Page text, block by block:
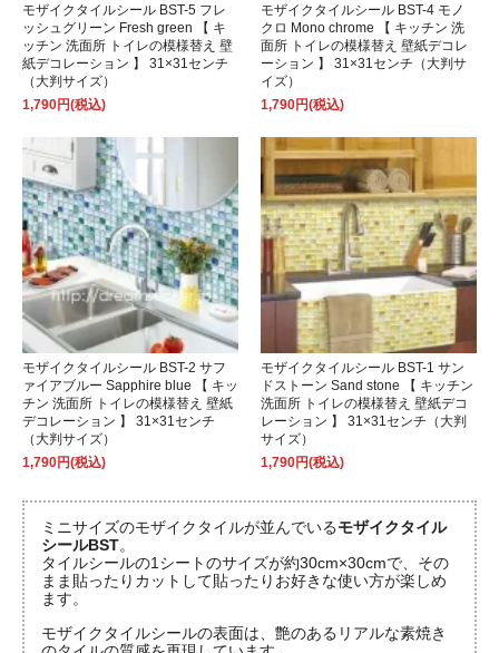
モザイクタイルシール BST-5 フレ
ッシュグリーン Fresh green 【 キ
ッチン 洗面所 トイレの模様替え 壁
紙デコレーション 】 31×31センチ
（大判サイズ）
1,790円(税込)
モザイクタイルシール BST-4 モノ
クロ Mono chrome 【 キッチン 洗
面所 トイレの模様替え 壁紙デコレ
ーション 】 31×31センチ（大判サ
イズ）
1,790円(税込)
モザイクタイルシール BST-2 サフ
ァイアブルー Sapphire blue 【 キッ
チン 洗面所 トイレの模様替え 壁紙
デコレーション 】 31×31センチ
（大判サイズ）
1,790円(税込)
モザイクタイルシール BST-1 サン
ドストーン Sand stone 【 キッチン
洗面所 トイレの模様替え 壁紙デコ
レーション 】 31×31センチ（大判
サイズ）
1,790円(税込)
ミニサイズのモザイクタイルが並んでいる モザイクタイル
シールBST。
タイルシールの1シートのサイズが約30cm×30cmで、その
まま貼ったりカットして貼ったりお好きな使い方が楽しめ
ます。
モザイクタイルシールの表面は、艶のあるリアルな素焼き